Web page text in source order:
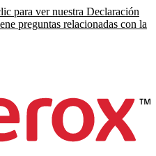
para ver nuestra Declaración
preguntas relacionadas con la